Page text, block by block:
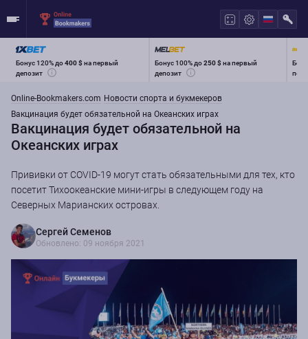
Бонус 120% до400 $на первый
депозит
Бонус 100% до250 $на первый
депозит
Online-Bookmakers.com Новости спорта и букмекеров
Вакцинация будет обязательной на Океанских играх
Вакцинация будет обязательной на
Океанских играх
Прививки от COVID-19 могут стать обязательными для тех, кто
посетит Тихоокеанские мини-игры в следующем году на
Северных Марианских островах.
Сергей Семенов
Обновлено: 09 ноября 2021